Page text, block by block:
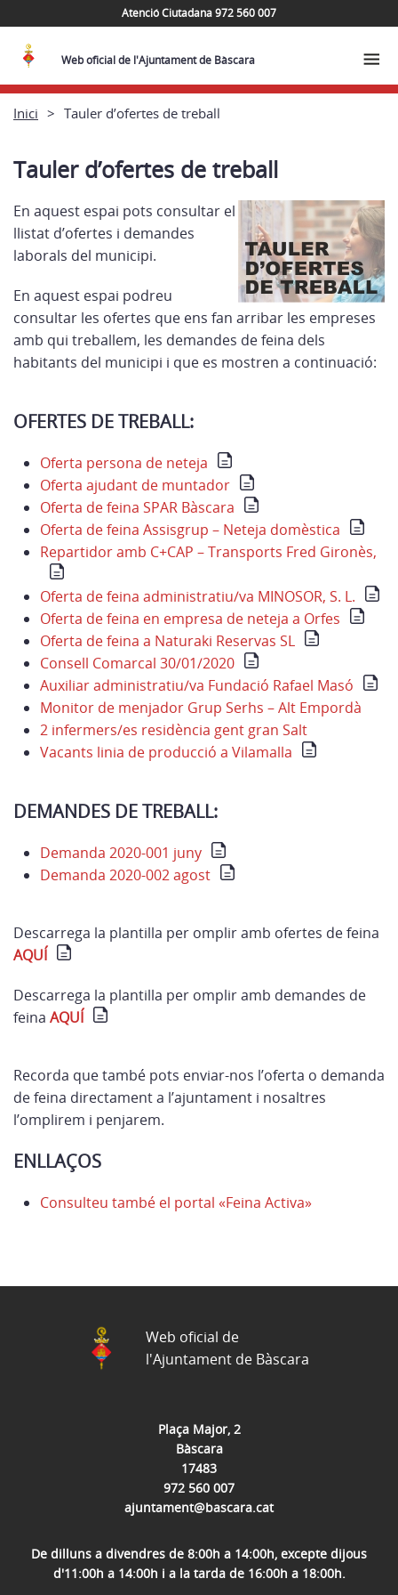
Atenció Ciutadana 972 560 007
Web oficial de l'Ajuntament de Bàscara
Inici Tauler d’ofertes de treball
Tauler d’ofertes de treball
En aquest espai pots consultar el
llistat d’ofertes i demandes
laborals del municipi.
En aquest espai podreu
consultar les ofertes que ens fan arribar les empreses
amb qui treballem, les demandes de feina dels
habitants del municipi i que es mostren a continuació:
OFERTES DE TREBALL:
Oferta persona de neteja
Oferta ajudant de muntador
Oferta de feina SPAR Bàscara
Oferta de feina Assisgrup – Neteja domèstica
Repartidor amb C+CAP – Transports Fred Gironès,
Oferta de feina administratiu/va MINOSOR, S. L.
Oferta de feina en empresa de neteja a Orfes
Oferta de feina a Naturaki Reservas SL
Consell Comarcal 30/01/2020
Auxiliar administratiu/va Fundació Rafael Masó
Monitor de menjador Grup Serhs – Alt Empordà
2 infermers/es residència gent gran Salt
Vacants linia de producció a Vilamalla
DEMANDES DE TREBALL:
Demanda 2020-001 juny
Demanda 2020-002 agost
Descarrega la plantilla per omplir amb ofertes de feina
AQUÍ
Descarrega la plantilla per omplir amb demandes de
feina AQUÍ
Recorda que també pots enviar-nos l’oferta o demanda
de feina directament a l’ajuntament i nosaltres
l’omplirem i penjarem.
ENLLAÇOS
Consulteu també el portal «Feina Activa»
Plaça Major, 2
Bàscara
17483
972 560 007
ajuntament@bascara.cat
De dilluns a divendres de 8:00h a 14:00h, excepte dijous
d'11:00h a 14:00h i a la tarda de 16:00h a 18:00h.
Web oficial de
l'Ajuntament de Bàscara